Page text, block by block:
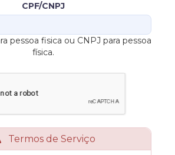
CPF/CNPJ
pessoa fisica ou CNPJ para pessoa
física.
Termos de Serviço